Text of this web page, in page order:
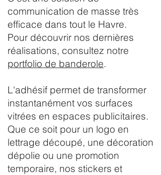
communication de masse très
efficace dans tout le Havre.
Pour découvrir nos dernières
réalisations, consultez notre
portfolio de banderole.
L'adhésif permet de transformer
instantanément vos surfaces
vitrées en espaces publicitaires.
Que ce soit pour un logo en
lettrage découpé, une décoration
dépolie ou une promotion
temporaire, nos stickers et